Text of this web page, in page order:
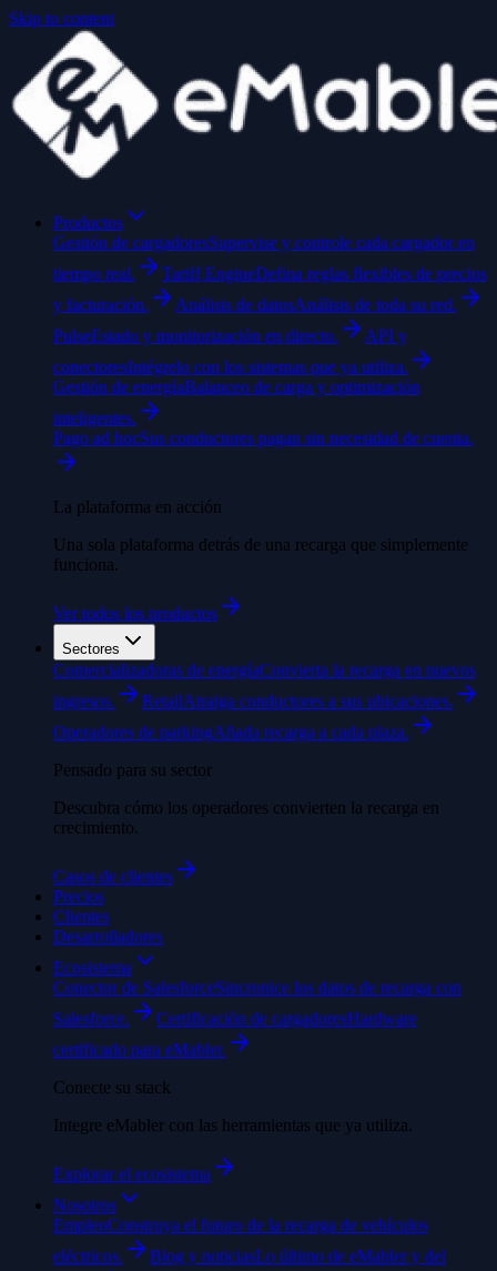
Skip to content
Productos
Gestión de cargadoresSupervise y controle cada cargador en
tiempo real.
Tariff EngineDefina reglas flexibles de precios
y facturación.
Análisis de datosAnálisis de toda su red.
PulseEstado y monitorización en directo.
API y
conectoresIntégrelo con los sistemas que ya utiliza.
Gestión de energíaBalanceo de carga y optimización
inteligentes.
Pago ad hocSus conductores pagan sin necesidad de cuenta.
La plataforma en acción
Una sola plataforma detrás de una recarga que simplemente
funciona.
Ver todos los productos
Sectores
Comercializadoras de energíaConvierta la recarga en nuevos
ingresos.
RetailAtraiga conductores a sus ubicaciones.
Operadores de parkingAñada recarga a cada plaza.
Pensado para su sector
Descubra cómo los operadores convierten la recarga en
crecimiento.
Casos de clientes
Precios
Clientes
Desarrolladores
Ecosistema
Conector de SalesforceSincronice los datos de recarga con
Salesforce.
Certificación de cargadoresHardware
certificado para eMabler.
Conecte su stack
Integre eMabler con las herramientas que ya utiliza.
Explorar el ecosistema
Nosotros
EmpleoConstruya el futuro de la recarga de vehículos
eléctricos.
Blog y noticiasLo último de eMabler y del